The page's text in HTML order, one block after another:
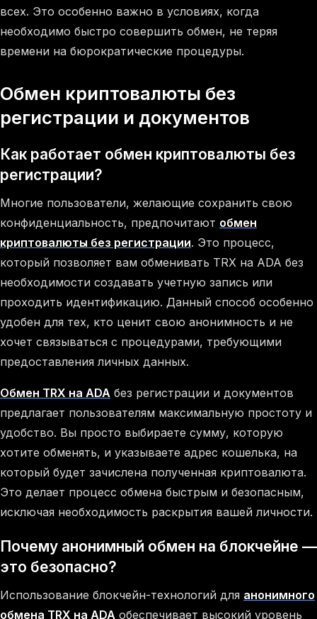
всех. Это особенно важно в условиях, когда
необходимо быстро совершить обмен, не теряя
времени на бюрократические процедуры.
Обмен криптовалюты без
регистрации и документов
Как работает обмен криптовалюты без
регистрации?
Многие пользователи, желающие сохранить свою
конфиденциальность, предпочитают обмен
криптовалюты без регистрации. Это процесс,
который позволяет вам обменивать TRX на ADA без
необходимости создавать учетную запись или
проходить идентификацию. Данный способ особенно
удобен для тех, кто ценит свою анонимность и не
хочет связываться с процедурами, требующими
предоставления личных данных.
Обмен TRX на ADA без регистрации и документов
предлагает пользователям максимальную простоту и
удобство. Вы просто выбираете сумму, которую
хотите обменять, и указываете адрес кошелька, на
который будет зачислена полученная криптовалюта.
Это делает процесс обмена быстрым и безопасным,
исключая необходимость раскрытия вашей личности.
Почему анонимный обмен на блокчейне —
это безопасно?
Использование блокчейн-технологий для анонимного
обмена TRX на ADA обеспечивает высокий уровень